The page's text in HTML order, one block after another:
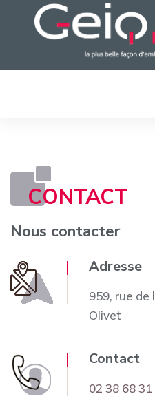
CONTACT
Nous contacter
Adresse
959, rue de
Olivet
Contact
02 38 68 31